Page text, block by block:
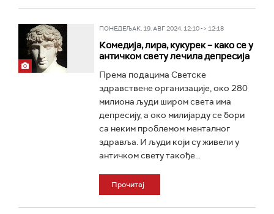
ПОНЕДЕЉАК, 19. АВГ 2024, 12:10 -> 12:18
Комедија, лира, кукурек – како се у
античком свету лечила депресија
Према подацима Светске
здравствене организације, око 280
милиона људи широм света има
депресију, а око милијарду се бори
са неким проблемом менталног
здравља. И људи који су живели у
античком свету такође...
Прочитај